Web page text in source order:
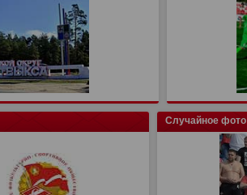
Случайное фото